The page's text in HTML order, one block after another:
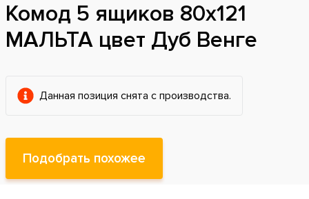
Комод 5 ящиков 80х121
МАЛЬТА цвет Дуб Венге
Данная позиция снята с производства.
Подобрать похожее